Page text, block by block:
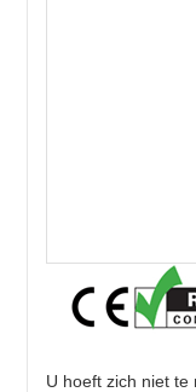
U hoeft zich niet te